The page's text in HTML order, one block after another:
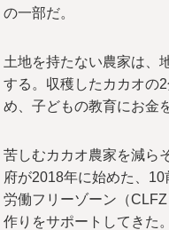
の一部だ。
土地を持たない農家は、
する。収穫したカカオの
め、子どもの教育にお金
苦しむカカオ農家を減ら
府が2018年に始めた、
労働フリーゾーン（
作りをサポートしてきた。